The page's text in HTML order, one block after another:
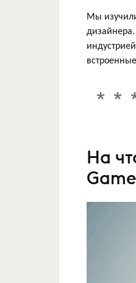
Мы
На